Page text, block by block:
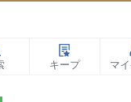
キープ マ